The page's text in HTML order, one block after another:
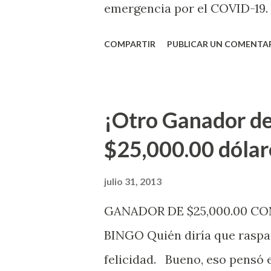
emergencia por el COVID-
indicó López. Sobre el
mismo se continuará
jugadores podrán conocer
de la página electrónica de
COMPARTIR PUBLICAR UN
¡Otro Ganador
$25,000.00
julio 31, 2013
GANADOR DE $25,000.00
BINGO Quién diría que
felicidad. Bueno, eso pensó